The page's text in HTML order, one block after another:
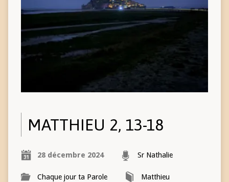
MATTHIEU 2, 13-18
28 décembre 2024 Sr Nathalie
Chaque jour ta Parole Matthieu